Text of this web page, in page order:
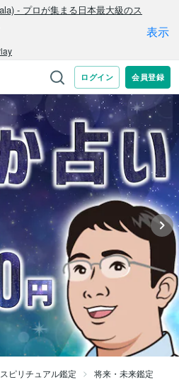
スピリチュアル鑑定 将来・未来鑑定